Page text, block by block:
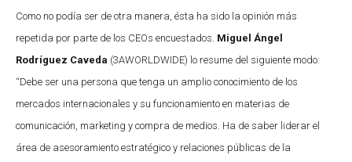
Como no podía ser de otra manera, ésta ha sido la opinión más
repetida por parte de los CEOs encuestados. Miguel Ángel
Rodríguez Caveda (3AWORLDWIDE) lo resume del siguiente modo:
“Debe ser una persona que tenga un amplio conocimiento de los
mercados internacionales y su funcionamiento en materias de
comunicación, marketing y compra de medios. Ha de saber liderar el
área de asesoramiento estratégico y relaciones públicas de la